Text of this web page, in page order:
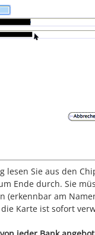
lesen Sie aus den
Ende durch. Sie
(erkennbar am
Karte ist sofort